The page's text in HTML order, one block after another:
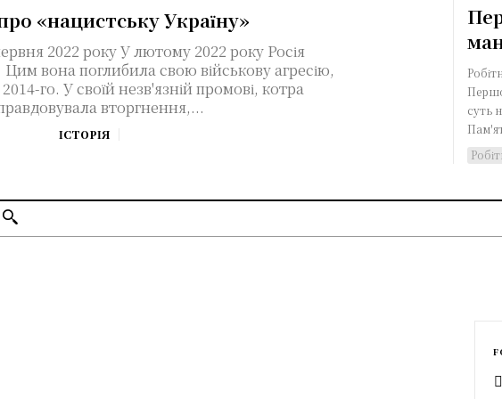
«нацистську Україну»
У лютому 2022 року Росія
Цим вона поглибила свою військову агресію,
го. У своїй незв'язній промові, котра
вторгнення,...
ІСТОРІЯ
суть